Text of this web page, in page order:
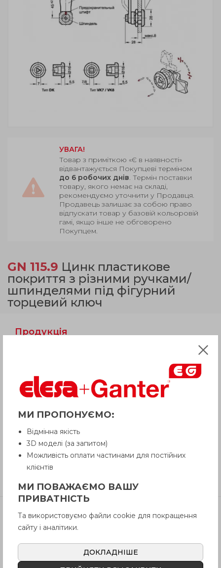
УВАГА!
Товар з приміткою «Є в наявності»
відвантажується Покупцеві терміном
до 6 робочих днів. Термін поставки
товару, якого немає на складі,
рекомендуємо уточнити у Продавця.
Продавець залишає за собою право
відпускати товар у базовій кольоровій
гамі, якщо інше не обговорено
Покупцем.
GN 115.9 Цинк пластикове
покриття з різними ручками/
шпинделями під фігурний
торцевий ключ
Продукція
Інструкція (pdf.)
Артікул В наявності
GN 115.9-DK- Так 646грн
МИ ПРОПОНУЄМО:
Відмінна якість
3D моделі (за запитом)
Можливість оплати частинами для постійних
клієнтів
МИ ПОВАЖАЄМО ВАШУ
ПРИВАТНІСТЬ
Та використовуємо файли cookie для покращення
сайту і аналітики.
ДОКЛАДНІШЕ